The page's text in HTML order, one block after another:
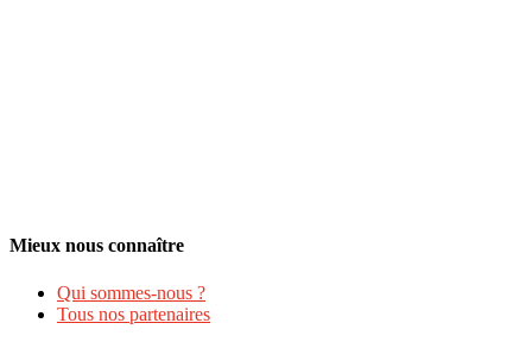
Mieux nous connaître
Qui sommes-nous ?
Tous nos partenaires